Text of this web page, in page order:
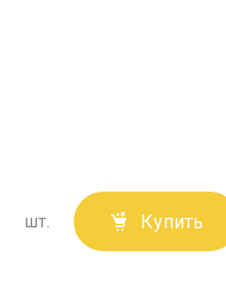
шт. Купить